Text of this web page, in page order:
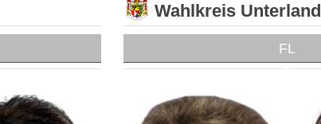
Wahlkreis Unterland
FL